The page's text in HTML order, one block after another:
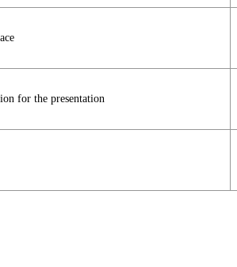
for the presentation